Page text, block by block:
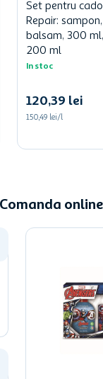
Set pentru
Repair:
balsam, 300
200 ml
In stoc
120,39 lei
150,49 lei/l